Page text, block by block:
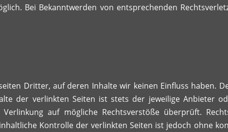
Bei Bekanntwerden von entsprechenden
Dritter, auf deren Inhalte wir keinen Einfluss haben.
der verlinkten Seiten ist stets der jeweilige Anbieter
auf mögliche Rechtsverstöße überprüft.
Kontrolle der verlinkten Seiten ist jedoch ohne